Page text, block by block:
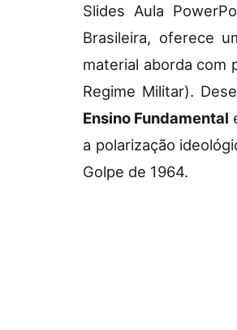
Slides Aula
Brasileira, oferece
material aborda com
Regime Militar).
Ensino Fundamental
a polarização
Golpe de 1964.